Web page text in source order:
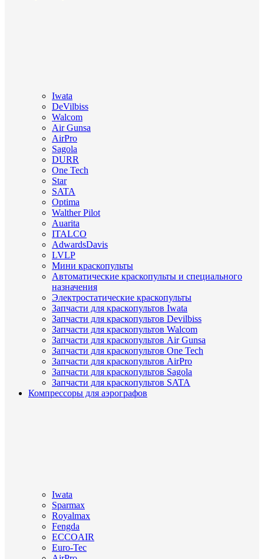
Iwata
DeVilbiss
Walcom
Air Gunsa
AirPro
Sagola
DURR
One Tech
Star
SATA
Optima
Walther Pilot
Auarita
ITALCO
AdwardsDavis
LVLP
Мини краскопульты
Автоматические краскопульты и специального
назначения
Электростатические краскопульты
Запчасти для краскопультов Iwata
Запчасти для краскопультов Devilbiss
Запчасти для краскопультов Walcom
Запчасти для краскопультов Air Gunsa
Запчасти для краскопультов One Tech
Запчасти для краскопультов AirPro
Запчасти для краскопультов Sagola
Запчасти для краскопультов SATA
Компрессоры для аэрографов
Iwata
Sparmax
Royalmax
Fengda
ECCOAIR
Euro-Tec